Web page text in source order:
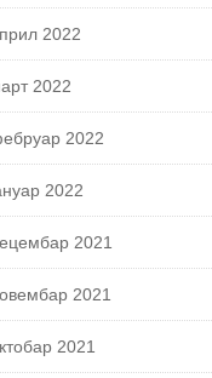
2022
2022
2022
2022
2021
2021
2021